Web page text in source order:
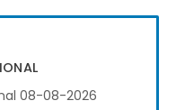
08-08-2026